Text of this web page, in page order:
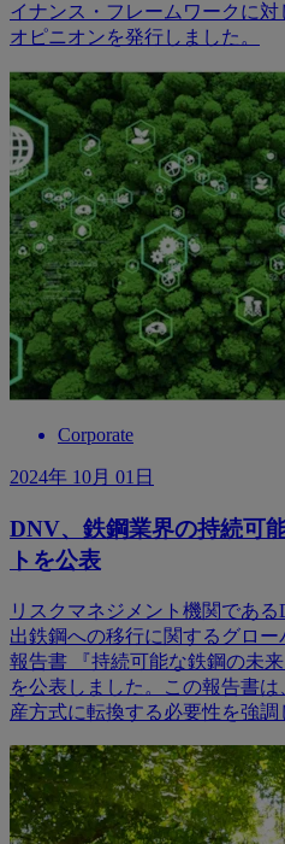
イナンス・フレームワークに対
オピニオンを発行しました。
Corporate
2024年 10月 01日
DNV、鉄鋼業界の持続可
トを公表
リスクマネジメント機関であ
出鉄鋼への移行に関するグロ
報告書 『持続可能な鉄鋼の未
を公表しました。この報告書
産方式に転換する必要性を強調